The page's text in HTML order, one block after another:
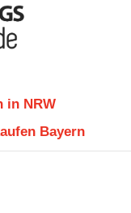
in NRW
Bayern